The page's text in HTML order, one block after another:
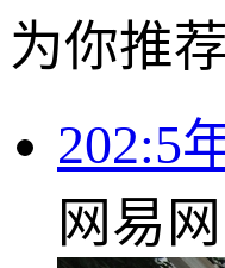
为你推荐
202:5
网易网